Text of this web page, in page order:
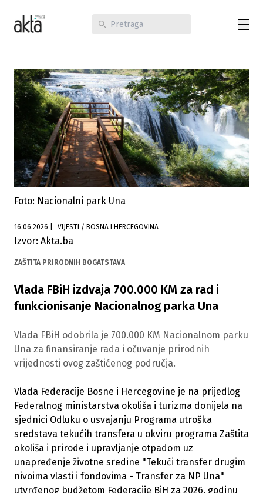
Foto: Nacionalni park Una
16.06.2026 VIJESTI / BOSNA I HERCEGOVINA
Izvor: Akta.ba
ZAŠTITA PRIRODNIH BOGATSTAVA
Vlada FBiH izdvaja 700.000 KM za rad i
funkcionisanje Nacionalnog parka Una
Vlada FBiH odobrila je 700.000 KM Nacionalnom parku
Una za finansiranje rada i očuvanje prirodnih
vrijednosti ovog zaštićenog područja.
Vlada Federacije Bosne i Hercegovine je na prijedlog
Federalnog ministarstva okoliša i turizma donijela na
sjednici Odluku o usvajanju Programa utroška
sredstava tekućih transfera u okviru programa Zaštita
okoliša i prirode i upravljanje otpadom uz
unapređenje životne sredine "Tekući transfer drugim
nivoima vlasti i fondovima - Transfer za NP Una"
utvrđenog budžetom Federacije BiH za 2026. godinu